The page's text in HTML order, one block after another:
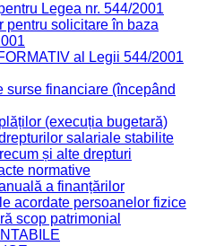
Legea nr. 544/2001
pentru solicitare în baza
al Legii 544/2001
surse financiare (începând
(execuția bugetară)
salariale stabilite
și alte drepturi
normative
a finanțărilor
acordate persoanelor fizice
scop patrimonial